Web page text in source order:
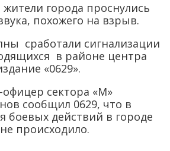
города проснулись
похожего на взрыв.
сработали сигнализации
в районе центра
«0629».
сектора «М»
сообщил 0629, что в
боевых действий в городе
происходило.